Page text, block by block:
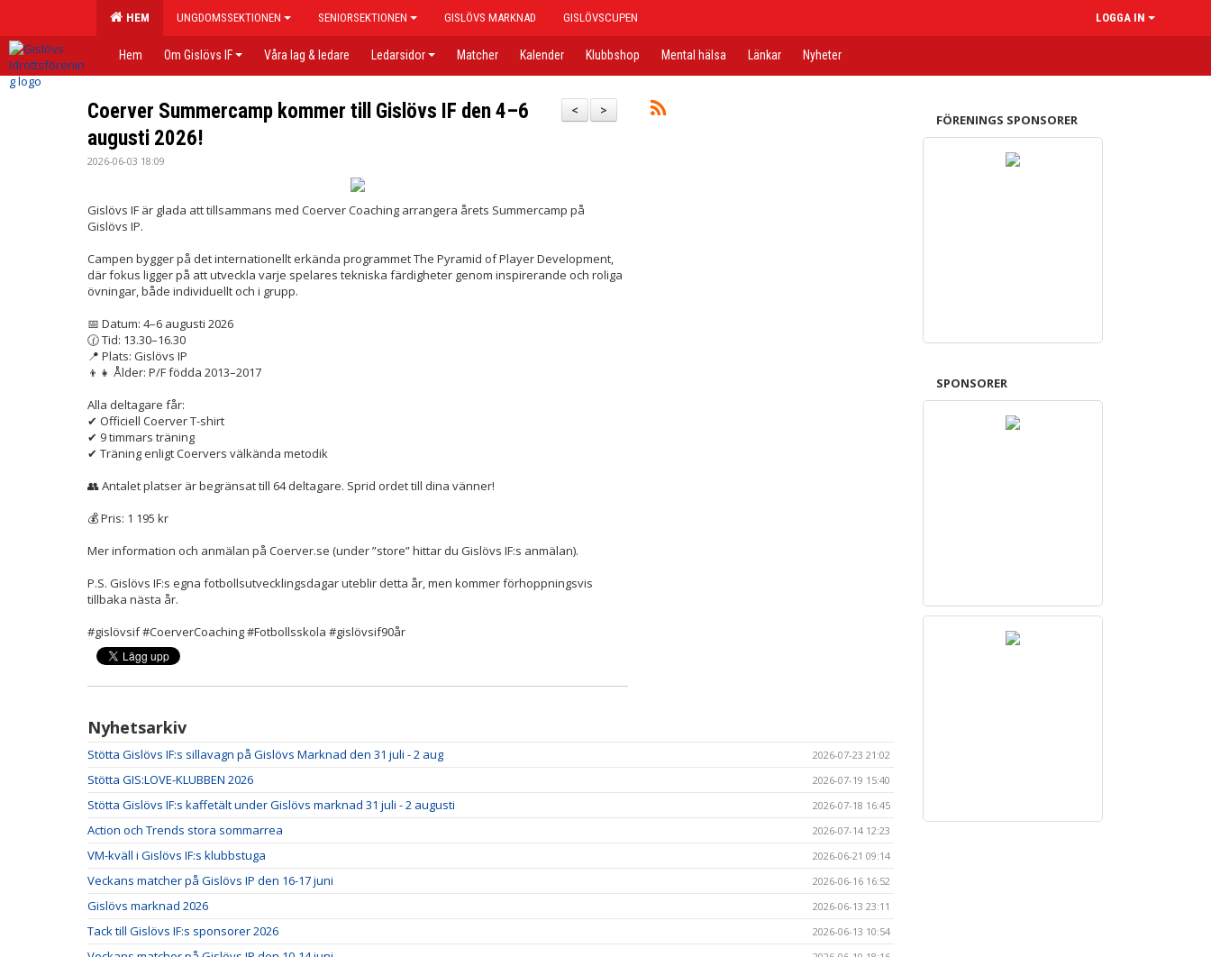
HEM UNGDOMSSEKTIONEN SENIORSEKTIONEN GISLÖVS MARKNAD GISLÖVSCUPEN LOGGA IN
Hem Om Gislövs IF Våra lag & ledare Ledarsidor Matcher Kalender Klubbshop Mental hälsa Länkar Nyheter
>
<
Coerver Summercamp kommer till Gislövs IF den 4–6
augusti 2026!
2026-06-03 18:09
Gislövs IF är glada att tillsammans med Coerver Coaching arrangera årets Summercamp på
Gislövs IP.
Campen bygger på det internationellt erkända programmet The Pyramid of Player Development,
där fokus ligger på att utveckla varje spelares tekniska färdigheter genom inspirerande och roliga
övningar, både individuellt och i grupp.
📅 Datum: 4–6 augusti 2026
🕜 Tid: 13.30–16.30
📍 Plats: Gislövs IP
👦👧 Ålder: P/F födda 2013–2017
Alla deltagare får:
✔ Officiell Coerver T-shirt
✔ 9 timmars träning
✔ Träning enligt Coervers välkända metodik
👥 Antalet platser är begränsat till 64 deltagare. Sprid ordet till dina vänner!
💰 Pris: 1 195 kr
Mer information och anmälan på Coerver.se (under ”store” hittar du Gislövs IF:s anmälan).
P.S. Gislövs IF:s egna fotbollsutvecklingsdagar uteblir detta år, men kommer förhoppningsvis
tillbaka nästa år.
#gislövsif #CoerverCoaching #Fotbollsskola #gislövsif90år
Nyhetsarkiv
Stötta Gislövs IF:s sillavagn på Gislövs Marknad den 31 juli - 2 aug 2026-07-23 21:02
Stötta GIS:LOVE-KLUBBEN 2026 2026-07-19 15:40
Stötta Gislövs IF:s kaffetält under Gislövs marknad 31 juli - 2 augusti 2026-07-18 16:45
Action och Trends stora sommarrea 2026-07-14 12:23
VM-kväll i Gislövs IF:s klubbstuga 2026-06-21 09:14
Veckans matcher på Gislövs IP den 16-17 juni 2026-06-16 16:52
Gislövs marknad 2026 2026-06-13 23:11
Tack till Gislövs IF:s sponsorer 2026 2026-06-13 10:54
FÖRENINGS SPONSORER
SPONSORER